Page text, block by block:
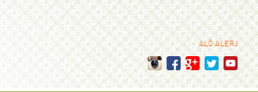
ALÔ ALERJ